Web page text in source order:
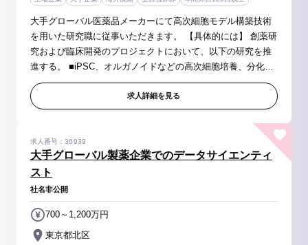
大手グローバル医薬品メーカーにて高次細胞モデル構築技術
を用いた研究職に従事いただきます。 【具体的には】 創薬研
究および臨床開発のプロジェクトにおいて、以下の研究を推
進する。 ■iPSC、オルガノイドなどの高次細胞培養、分化技
術の開発 ■ヒト組織・疾患を模したアッセイ系（in vitro 組
織・疾患モデル）の...
求人詳細を見る
大手グローバル製薬企業でのデータサイエンティ
スト
求人番号：36939
社名非公開
東京都北区
700～1,200万円